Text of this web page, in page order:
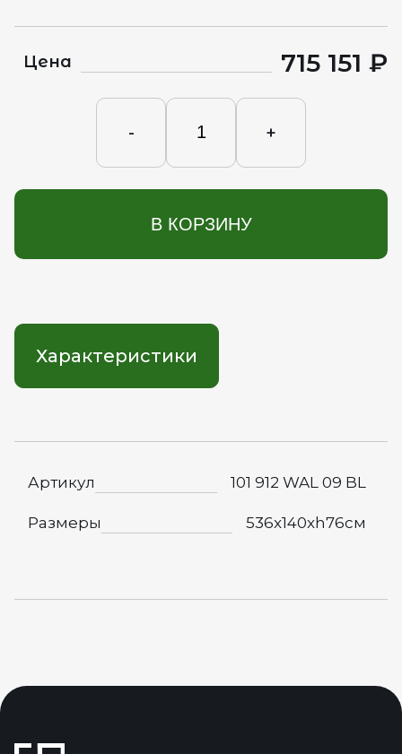
Цена 715 151 ₽
- +
В КОРЗИНУ
Характеристики
Артикул 101 912 WAL 09 BL
Размеры 536x140xh76см